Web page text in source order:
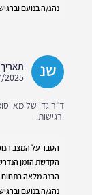
נהג/ה בנועם
שנ
2025
ד״ר גדי שלומאי
ורגישות.
הסבר על המצב
הקדשת הזמן
הבנה מלאה בתחום
נהג/ה בנועם